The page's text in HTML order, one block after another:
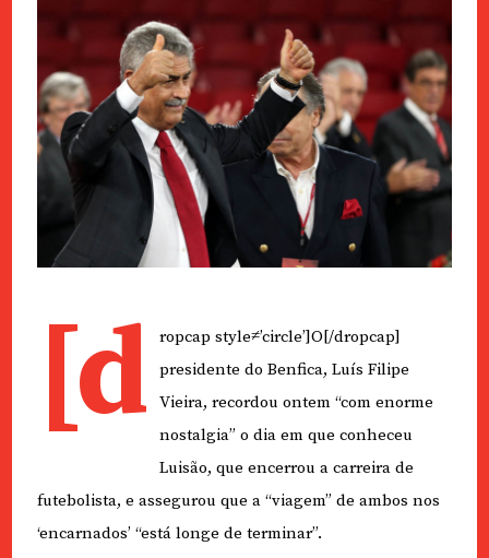
[d
ropcap style≠’circle’]O[/dropcap]
presidente do Benfica, Luís Filipe
Vieira, recordou ontem “com enorme
nostalgia” o dia em que conheceu
Luisão, que encerrou a carreira de
futebolista, e assegurou que a “viagem” de ambos nos
‘encarnados’ “está longe de terminar”.